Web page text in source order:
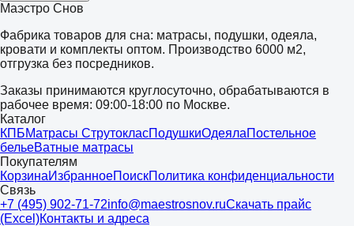
Маэстро Снов
Фабрика товаров для сна: матрасы, подушки, одеяла,
кровати и комплекты оптом. Производство 6000 м2,
отгрузка без посредников.
Заказы принимаются круглосуточно, обрабатываются в
рабочее время: 09:00-18:00 по Москве.
Каталог
КПБМатрасы СтрутокласПодушкиОдеялаПостельное
бельеВатные матрасы
Покупателям
КорзинаИзбранноеПоискПолитика конфиденциальности
Связь
+7 (495) 902-71-72info@maestrosnov.ruСкачать прайс
(Excel)Контакты и адреса